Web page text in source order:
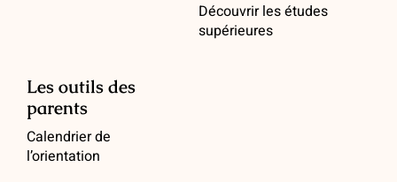
Découvrir les études
supérieures
Les outils des
parents
Calendrier de
l’orientation